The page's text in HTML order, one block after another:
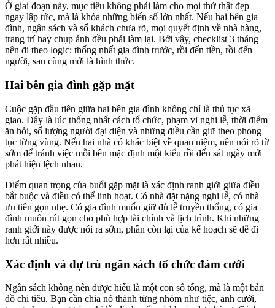
Ở giai đoạn này, mục tiêu không phải làm cho mọi thứ thật đẹp
ngay lập tức, mà là khóa những biến số lớn nhất. Nếu hai bên gia
đình, ngân sách và số khách chưa rõ, mọi quyết định về nhà hàng,
trang trí hay chụp ảnh đều phải làm lại. Bởi vậy, checklist 3 tháng
nên đi theo logic: thống nhất gia đình trước, rồi đến tiền, rồi đến
người, sau cùng mới là hình thức.
Hai bên gia đình gặp mặt
Cuộc gặp đầu tiên giữa hai bên gia đình không chỉ là thủ tục xã
giao. Đây là lúc thống nhất cách tổ chức, phạm vi nghi lễ, thời điểm
ăn hỏi, số lượng người đại diện và những điều cần giữ theo phong
tục từng vùng. Nếu hai nhà có khác biệt về quan niệm, nên nói rõ từ
sớm để tránh việc mỗi bên mặc định một kiểu rồi đến sát ngày mới
phát hiện lệch nhau.
Điểm quan trọng của buổi gặp mặt là xác định ranh giới giữa điều
bắt buộc và điều có thể linh hoạt. Có nhà đặt nặng nghi lễ, có nhà
ưu tiên gọn nhẹ. Có gia đình muốn giữ đủ lễ truyền thống, có gia
đình muốn rút gọn cho phù hợp tài chính và lịch trình. Khi những
ranh giới này được nói ra sớm, phần còn lại của kế hoạch sẽ dễ đi
hơn rất nhiều.
Xác định và dự trù ngân sách tổ chức đám cưới
Ngân sách không nên được hiểu là một con số tổng, mà là một bản
đồ chi tiêu. Bạn cần chia nó thành từng nhóm như tiệc, ảnh cưới,